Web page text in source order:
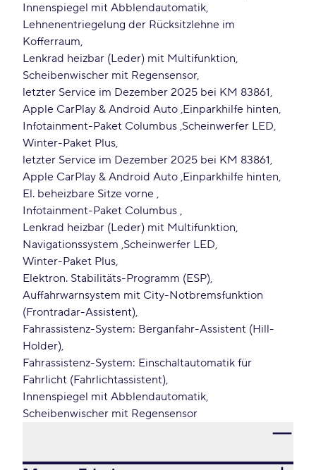
Innenspiegel mit Abblendautomatik
Lehnenentriegelung der Rücksitzlehne im
Kofferraum
Lenkrad heizbar (Leder) mit Multifunktion
Scheibenwischer mit Regensensor
letzter Service im Dezember 2025 bei KM 83861
Apple CarPlay & Android Auto Einparkhilfe hinten
Infotainment-Paket Columbus Scheinwerfer LED
Winter-Paket Plus
letzter Service im Dezember 2025 bei KM 83861
Apple CarPlay & Android Auto Einparkhilfe hinten
El. beheizbare Sitze vorne
Infotainment-Paket Columbus
Lenkrad heizbar (Leder) mit Multifunktion
Navigationssystem Scheinwerfer LED
Winter-Paket Plus
Elektron. Stabilitäts-Programm (ESP)
Auffahrwarnsystem mit City-Notbremsfunktion
(Frontradar-Assistent)
Fahrassistenz-System: Berganfahr-Assistent (Hill-
Holder)
Fahrassistenz-System: Einschaltautomatik für
Fahrlicht (Fahrlichtassistent)
Innenspiegel mit Abblendautomatik
Scheibenwischer mit Regensensor